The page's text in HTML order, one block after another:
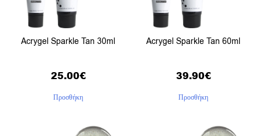
Acrygel Sparkle Tan 30ml
25.00€
Προσθήκη
Acrygel Sparkle Tan 60ml
39.90€
Προσθήκη